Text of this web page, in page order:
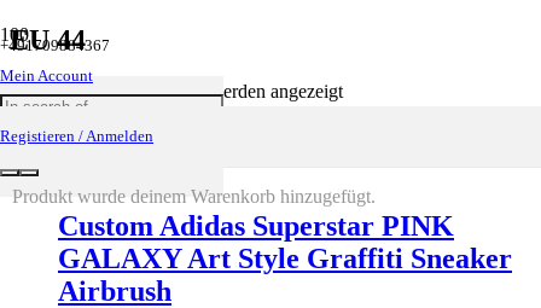
+491709884367
Mein Account
Registieren / Anmelden
Produkt wurde deinem Warenkorb hinzugefügt.
EU 44
Ergebnisse 1 – 10 von 17 werden angezeigt
Custom Adidas Superstar PINK
GALAXY Art Style Graffiti Sneaker
Airbrush